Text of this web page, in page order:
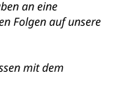
an eine
Folgen auf unsere
mit dem
Luzern)
Polizei,
Betriebe,
Ordnung